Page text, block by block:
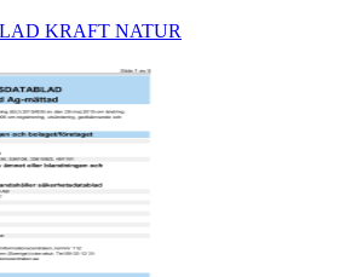
KRAFT NATUR